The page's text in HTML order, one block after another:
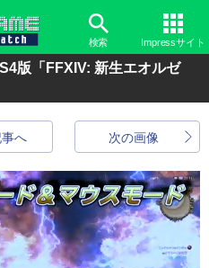
検索 Impressサイト
版「FFXIV: 新生エオルゼ
次の画像
へ